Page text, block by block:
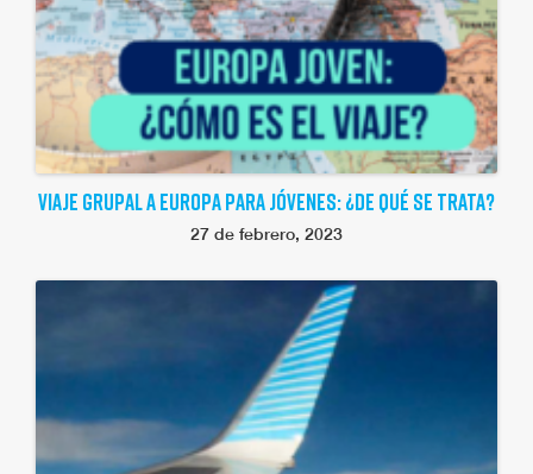
VIAJE GRUPAL A EUROPA PARA JÓVENES: ¿DE QUÉ SE TRATA?
27 de febrero, 2023